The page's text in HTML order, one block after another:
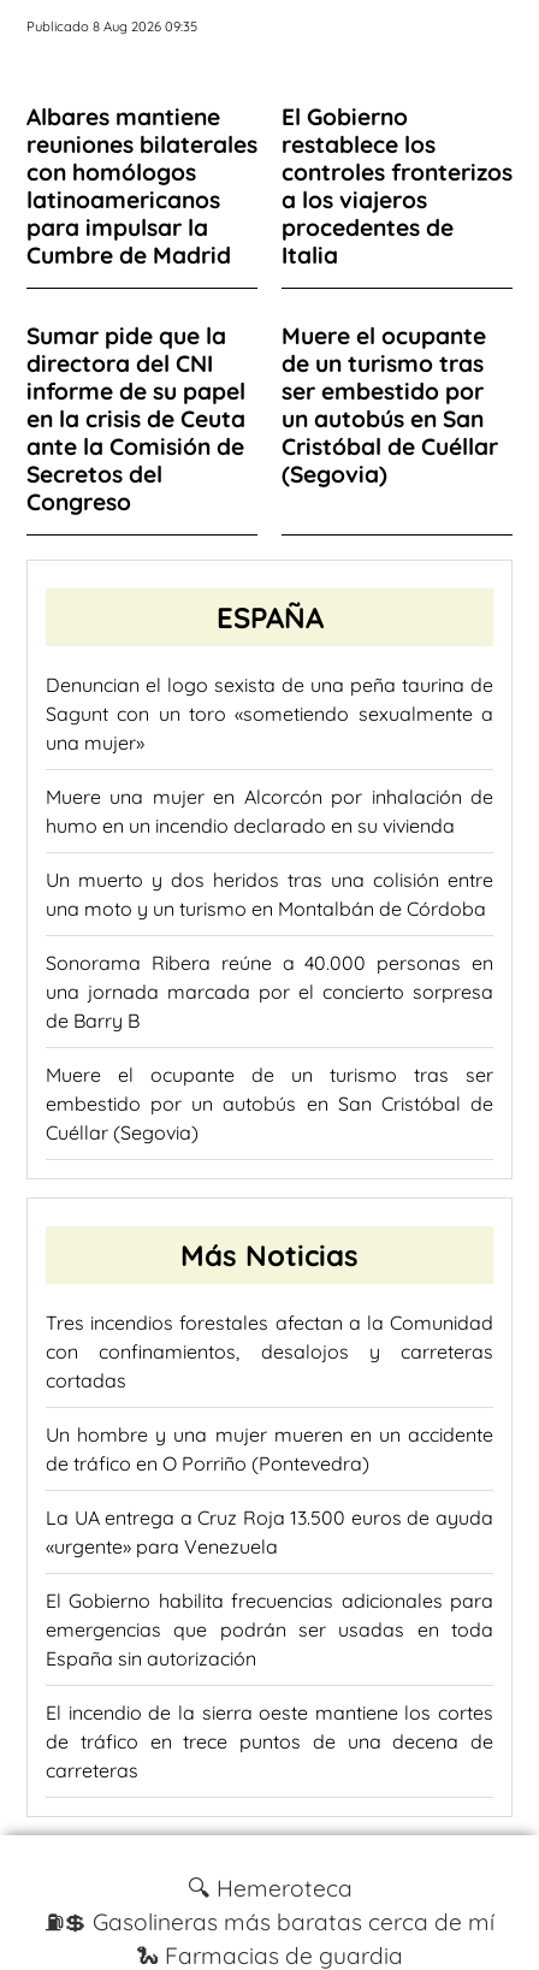
Publicado 8 Aug 2026 09:35
Albares mantiene
reuniones bilaterales
con homólogos
latinoamericanos
para impulsar la
Cumbre de Madrid
El Gobierno
restablece los
controles fronterizos
a los viajeros
procedentes de
Italia
Sumar pide que la
directora del CNI
informe de su papel
en la crisis de Ceuta
ante la Comisión de
Secretos del
Congreso
Muere el ocupante
de un turismo tras
ser embestido por
un autobús en San
Cristóbal de Cuéllar
(Segovia)
ESPAÑA
Denuncian el logo sexista de una peña taurina de
Sagunt con un toro «sometiendo sexualmente a
una mujer»
Muere una mujer en Alcorcón por inhalación de
humo en un incendio declarado en su vivienda
Un muerto y dos heridos tras una colisión entre
una moto y un turismo en Montalbán de Córdoba
Sonorama Ribera reúne a 40.000 personas en
una jornada marcada por el concierto sorpresa
de Barry B
Muere el ocupante de un turismo tras ser
embestido por un autobús en San Cristóbal de
Cuéllar (Segovia)
Más Noticias
Tres incendios forestales afectan a la Comunidad
con confinamientos, desalojos y carreteras
cortadas
Un hombre y una mujer mueren en un accidente
de tráfico en O Porriño (Pontevedra)
La UA entrega a Cruz Roja 13.500 euros de ayuda
«urgente» para Venezuela
El Gobierno habilita frecuencias adicionales para
emergencias que podrán ser usadas en toda
España sin autorización
El incendio de la sierra oeste mantiene los cortes
de tráfico en trece puntos de una decena de
carreteras
🔍 Hemeroteca
⛽️💲 Gasolineras más baratas cerca de mí
🐍 Farmacias de guardia